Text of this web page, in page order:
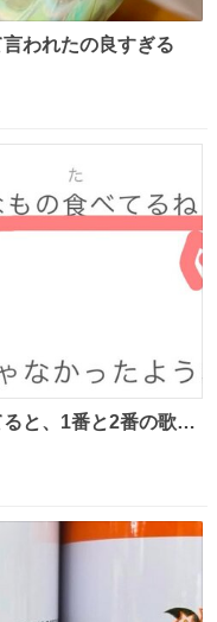
われたの良すぎる
と、1番と2番の歌詞
方が歌詞の意味合っ
っけ？雨だっけ？っ
たりとかwでもそこ